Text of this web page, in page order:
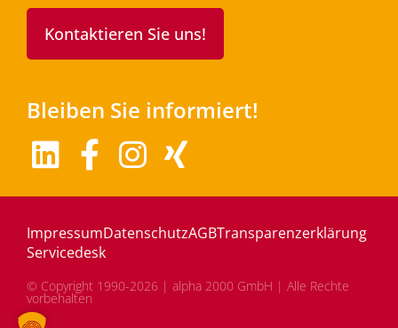
Kontaktieren Sie uns!
Bleiben Sie informiert!
ImpressumDatenschutzAGBTransparenzerklärung
Servicedesk
© Copyright 1990-2026 | alpha 2000 GmbH | Alle Rechte
vorbehalten